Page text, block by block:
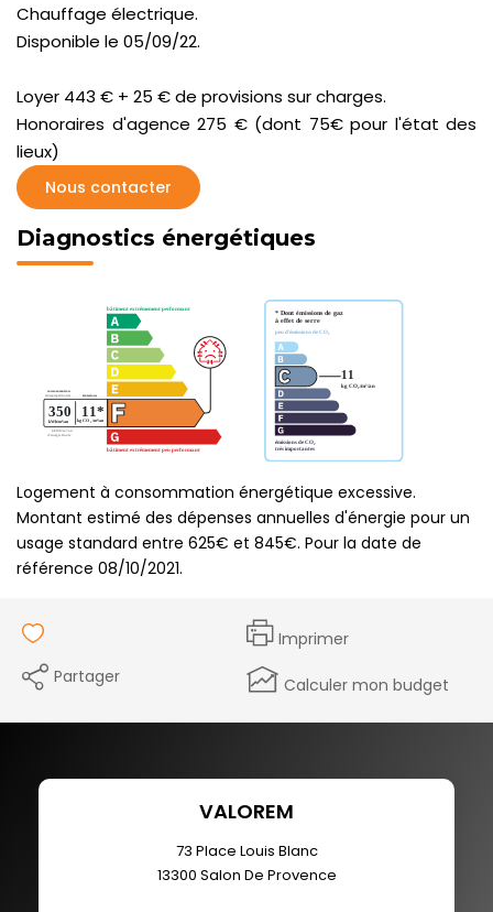
Chauffage électrique.
Disponible le 05/09/22.
Loyer 443 € + 25 € de provisions sur charges.
Honoraires d'agence 275 € (dont 75€ pour l'état des
lieux)
Nous contacter
Diagnostics énergétiques
Logement à consommation énergétique excessive.
Montant estimé des dépenses annuelles d'énergie pour un
usage standard entre 625€ et 845€. Pour la date de
référence 08/10/2021.
Imprimer
Partager
Calculer mon budget
VALOREM
73 Place Louis Blanc
13300 Salon De Provence